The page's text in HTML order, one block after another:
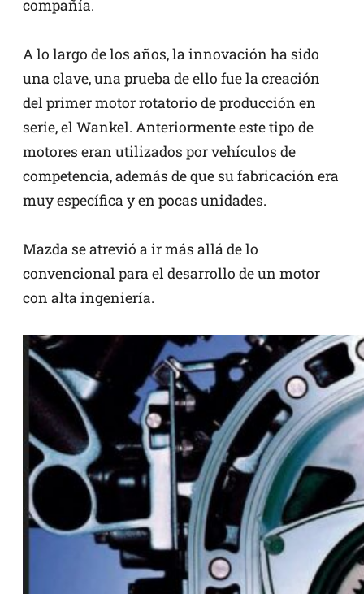
compañía.
A lo largo de los años, la innovación ha sido
una clave, una prueba de ello fue la creación
del primer motor rotatorio de producción en
serie, el Wankel. Anteriormente este tipo de
motores eran utilizados por vehículos de
competencia, además de que su fabricación era
muy específica y en pocas unidades.
Mazda se atrevió a ir más allá de lo
convencional para el desarrollo de un motor
con alta ingeniería.